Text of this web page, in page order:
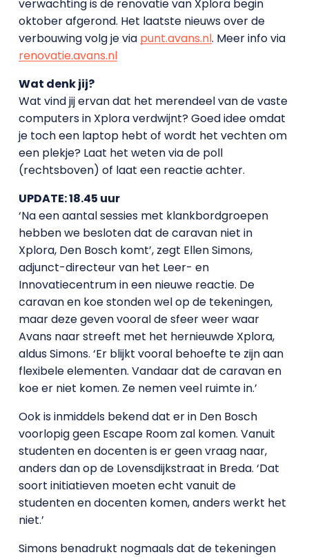
verwachting is de renovatie van Xplora begin
oktober afgerond. Het laatste nieuws over de
verbouwing volg je via punt.avans.nl. Meer info via
renovatie.avans.nl
Wat denk jij?
Wat vind jij ervan dat het merendeel van de vaste
computers in Xplora verdwijnt? Goed idee omdat
je toch een laptop hebt of wordt het vechten om
een plekje? Laat het weten via de poll
(rechtsboven) of laat een reactie achter.
UPDATE: 18.45 uur
‘Na een aantal sessies met klankbordgroepen
hebben we besloten dat de caravan niet in
Xplora, Den Bosch komt’, zegt Ellen Simons,
adjunct-directeur van het Leer- en
Innovatiecentrum in een nieuwe reactie. De
caravan en koe stonden wel op de tekeningen,
maar deze geven vooral de sfeer weer waar
Avans naar streeft met het hernieuwde Xplora,
aldus Simons. ‘Er blijkt vooral behoefte te zijn aan
flexibele elementen. Vandaar dat de caravan en
koe er niet komen. Ze nemen veel ruimte in.’
Ook is inmiddels bekend dat er in Den Bosch
voorlopig geen Escape Room zal komen. Vanuit
studenten en docenten is er geen vraag naar,
anders dan op de Lovensdijkstraat in Breda. ‘Dat
soort initiatieven moeten echt vanuit de
studenten en docenten komen, anders werkt het
niet.’
Simons benadrukt nogmaals dat de tekeningen